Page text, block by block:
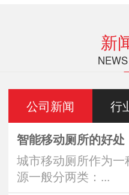
新
公司新闻 行
智能移动厕所的好处
城市移动厕所作为
源一般分两类：...